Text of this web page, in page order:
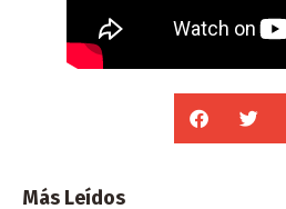
Más Leídos